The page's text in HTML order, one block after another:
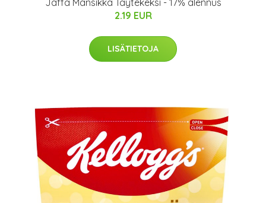
Jaffa Mansikka Täytekeksi - 17% alennus
2.19 EUR
LISÄTIETOJA